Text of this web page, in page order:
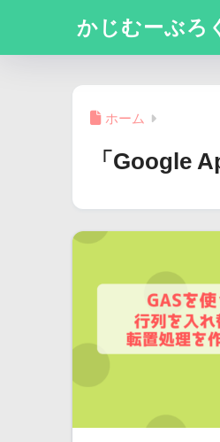
かじむーぶろ
ホーム
「Google